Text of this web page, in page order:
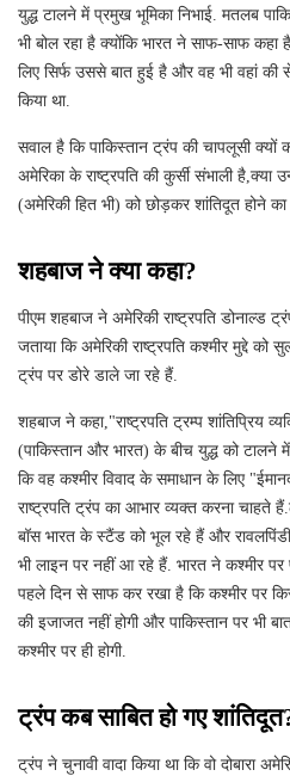
युद्ध टालने में प्रमुख भूमिका निभाई. मतलब
भी बोल रहा है क्योंकि भारत ने साफ-साफ
लिए सिर्फ उससे बात हुई है और वह भी वहां की
किया था.
सवाल है कि पाकिस्तान ट्रंप की चापलूसी क्यों
अमेरिका के राष्ट्रपति की कुर्सी संभाली है,क्या
(अमेरिकी हित भी) को छोड़कर शांतिदूत होने
शहबाज ने क्या कहा?
पीएम शहबाज ने अमेरिकी राष्ट्रपति डोनाल्ड
जताया कि अमेरिकी राष्ट्रपति कश्मीर मुद्दे को
ट्रंप पर डोरे डाले जा रहे हैं.
शहबाज ने कहा,"राष्ट्रपति ट्रम्प शांतिप्रिय
(पाकिस्तान और भारत) के बीच युद्ध को टालने
कि वह कश्मीर विवाद के समाधान के लिए
राष्ट्रपति ट्रंप का आभार व्यक्त करना चाहते
बॉस भारत के स्टैंड को भूल रहे हैं और
भी लाइन पर नहीं आ रहे हैं. भारत ने कश्मीर
पहले दिन से साफ कर रखा है कि कश्मीर पर
की इजाजत नहीं होगी और पाकिस्तान पर भी
कश्मीर पर ही होगी.
ट्रंप कब साबित हो गए
ट्रंप ने चुनावी वादा किया था कि वो दोबारा